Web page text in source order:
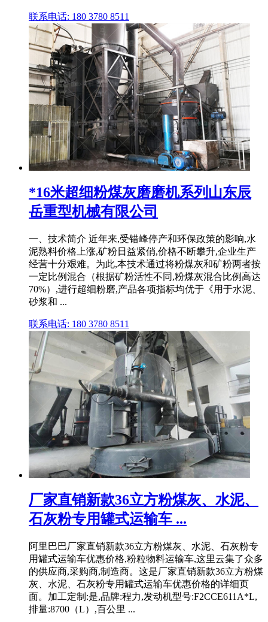
联系电话: 180 3780 8511
*16米超细粉煤灰磨磨机系列山东辰
岳重型机械有限公司
一、技术简介 近年来,受错峰停产和环保政策的影响,水
泥熟料价格上涨,矿粉日益紧俏,价格不断攀升,企业生产
经营十分艰难。为此,本技术通过将粉煤灰和矿粉两者按
一定比例混合（根据矿粉活性不同,粉煤灰混合比例高达
70%）,进行超细粉磨,产品各项指标均优于《用于水泥、
砂浆和 ...
联系电话: 180 3780 8511
厂家直销新款36立方粉煤灰、水泥、
石灰粉专用罐式运输车 ...
阿里巴巴厂家直销新款36立方粉煤灰、水泥、石灰粉专
用罐式运输车优惠价格,粉粒物料运输车,这里云集了众多
的供应商,采购商,制造商。这是厂家直销新款36立方粉煤
灰、水泥、石灰粉专用罐式运输车优惠价格的详细页
面。加工定制:是,品牌:程力,发动机型号:F2CCE611A*L,
排量:8700（L）,百公里 ...